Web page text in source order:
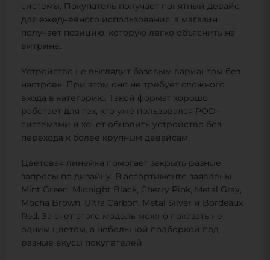
системы. Покупатель получает понятный девайс
для ежедневного использования, а магазин
получает позицию, которую легко объяснить на
витрине.
Устройство не выглядит базовым вариантом без
настроек. При этом оно не требует сложного
входа в категорию. Такой формат хорошо
работает для тех, кто уже пользовался POD-
системами и хочет обновить устройство без
перехода к более крупным девайсам.
Цветовая линейка помогает закрыть разные
запросы по дизайну. В ассортименте заявлены
Mint Green, Midnight Black, Cherry Pink, Metal Gray,
Mocha Brown, Ultra Carbon, Metal Silver и Bordeaux
Red. За счет этого модель можно показать не
одним цветом, а небольшой подборкой под
разные вкусы покупателей.